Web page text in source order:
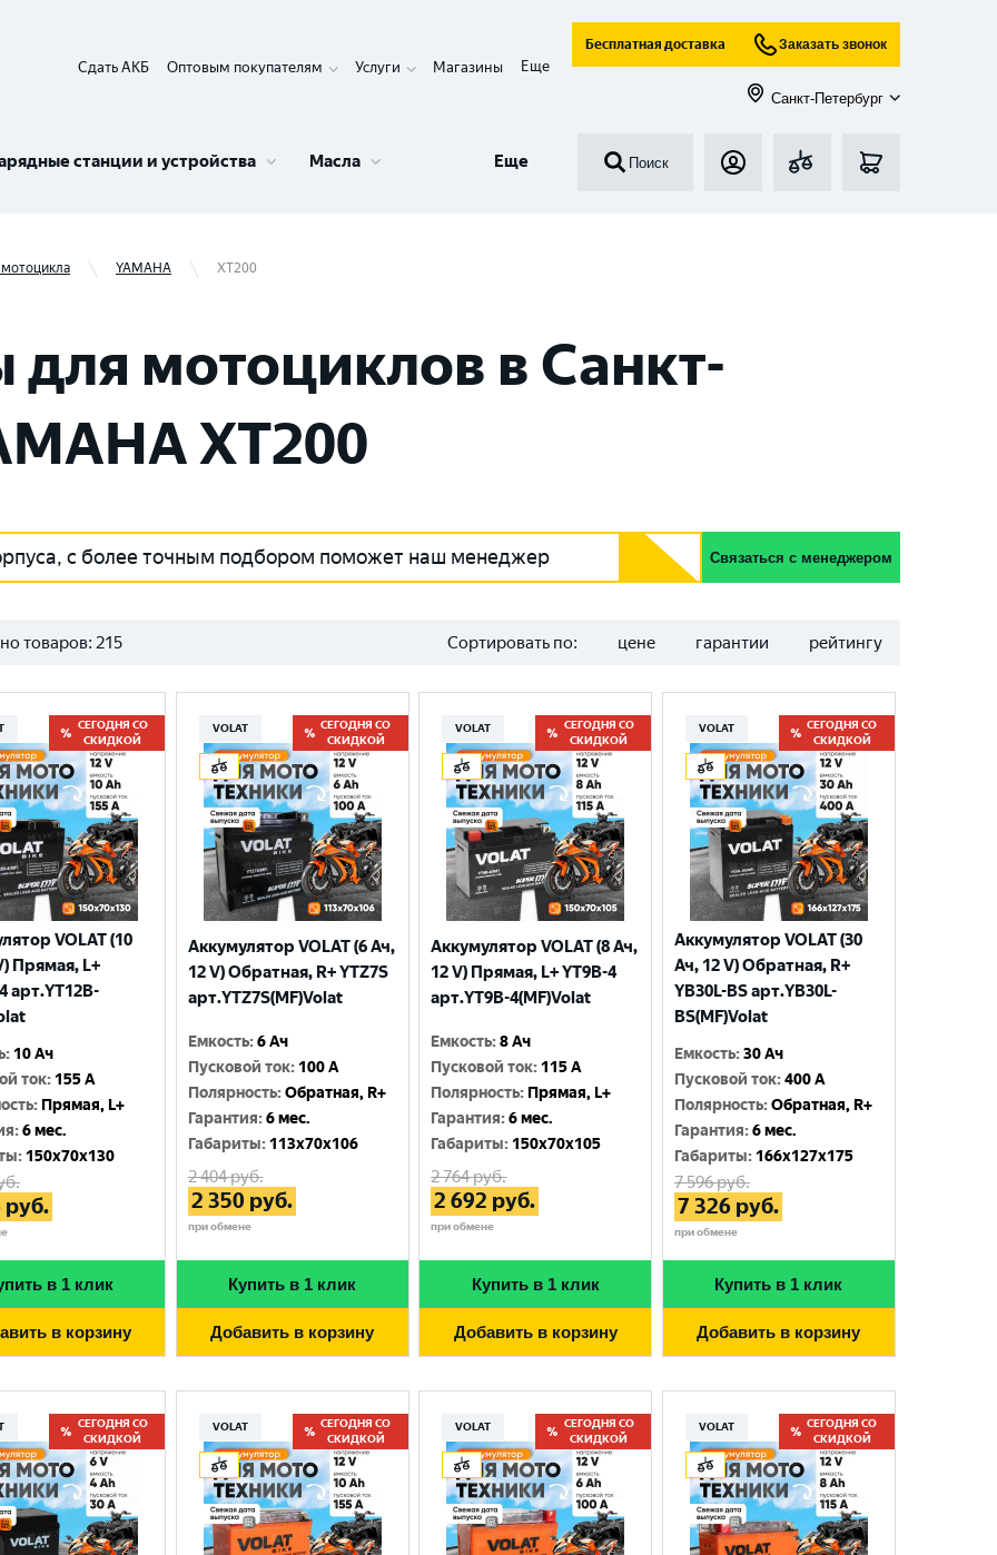
Сдать АКБ Оптовым покупателям Услуги Магазины Еще
Бесплатная доставка Заказать звонок
Санкт-Петербург
станции и устройства Масла Еще Поиск
YAMAHA XT200
мотоциклов в Санкт-
XT200
с более точным подбором поможет наш менеджер Связаться с менеджером
товаров: 215 Сортировать по: цене гарантии рейтингу
СЕГОДНЯ СО
СКИДКОЙ
VOLAT (10
Прямая, L+
арт.YT12B-
: 10 Ач
ток: 155 A
: Прямая, L+
:6 мес.
: 150x70x130
руб.
в 1 клик
в корзину
VOLAT
СЕГОДНЯ СО
СКИДКОЙ
Аккумулятор VOLAT (6 Ач,
12 V) Обратная, R+ YTZ7S
арт.YTZ7S(MF)Volat
Емкость:6 Ач
Пусковой ток: 100 A
Полярность:Обратная, R+
Гарантия:6 мес.
Габариты: 113x70x106
2 404руб.
2 350 руб.
при обмене
Купить в 1 клик
Добавить в корзину
VOLAT
СЕГОДНЯ СО
СКИДКОЙ
Аккумулятор VOLAT (8 Ач,
12 V) Прямая, L+ YT9B-4
арт.YT9B-4(MF)Volat
Емкость:8 Ач
Пусковой ток: 115 A
Полярность: Прямая, L+
Гарантия:6 мес.
Габариты: 150x70x105
2 764руб.
2 692 руб.
при обмене
Купить в 1 клик
Добавить в корзину
VOLAT
СЕГОДНЯ СО
СКИДКОЙ
Аккумулятор VOLAT (30
Ач, 12 V) Обратная, R+
YB30L-BS арт.YB30L-
BS(MF)Volat
Емкость:30 Ач
Пусковой ток:400 A
Полярность:Обратная, R+
Гарантия:6 мес.
Габариты: 166x127x175
7 596руб.
7 326руб.
при обмене
Купить в 1 клик
Добавить в корзину
СЕГОДНЯ СО
СКИДКОЙ
VOLAT
СЕГОДНЯ СО
СКИДКОЙ
VOLAT
СЕГОДНЯ СО
СКИДКОЙ
VOLAT
СЕГОДНЯ СО
СКИДКОЙ